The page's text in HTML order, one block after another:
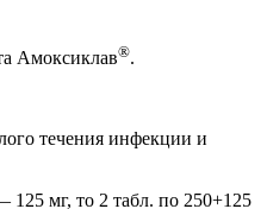
Амоксиклав®.
течения инфекции и
125 мг, то 2 табл. по 250+125